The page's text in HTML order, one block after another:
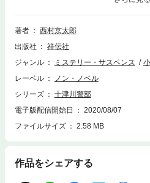
抱いたN新聞の記者梶本は東海の秘書山
摩川河川敷で殴殺死体が発見され、十
関連を示す告発状が届く。やがて、四国
津川が四国へ飛んだ！
著者
西村京太郎
出版社
祥伝社
ジャンル
ミステリー・サスペンス
レーベル
ノン・ノベル
シリーズ
十津川警部
電子版配信開始日
2020/08/07
ファイルサイズ
2.58 MB
作品をシェアする